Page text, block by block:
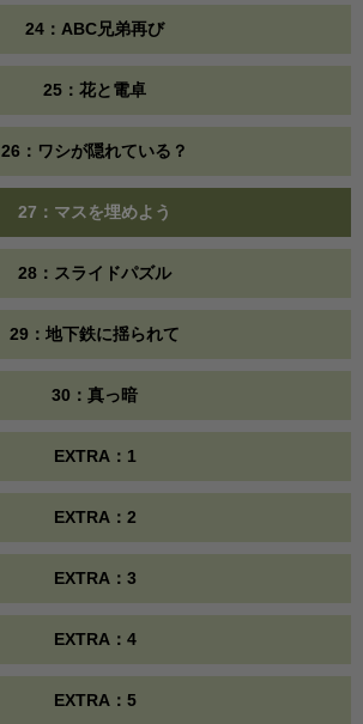
24：ABC兄弟再び
25：花と電卓
26：ワシが隠れている？
27：マスを埋めよう
28：スライドパズル
29：地下鉄に揺られて
30：真っ暗
EXTRA：1
EXTRA：2
EXTRA：3
EXTRA：4
EXTRA：5